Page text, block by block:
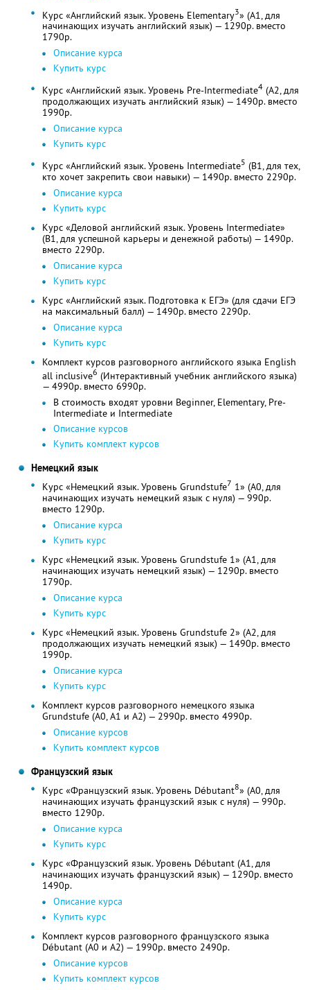
Курс «Английский язык. Уровень Elementary3» (A1, для
начинающих изучать английский язык) — 1290р. вместо
1790р.
Описание курса
Купить курс
Курс «Английский язык. Уровень Pre-Intermediate4(A2, для
продолжающих изучать английский язык) — 1490р. вместо
1990р.
Описание курса
Купить курс
Курс «Английский язык. Уровень Intermediate5 (B1, для тех,
кто хочет закрепить свои навыки) — 1490р. вместо 2290р.
Описание курса
Купить курс
Курс «Деловой английский язык. Уровень Intermediate»
(B1, для успешной карьеры и денежной работы) — 1490р.
вместо 2290р.
Описание курса
Купить курс
Курс «Английский язык. Подготовка к ЕГЭ» (для сдачи ЕГЭ
на максимальный балл) — 1490р. вместо 2290р.
Описание курса
Купить курс
Комплект курсов разговорного английского языка English
all inclusive6 (Интерактивный учебник английского языка)
— 4990р. вместо 6990р.
В стоимость входят уровни Beginner, Elementary, Pre-
Intermediate и Intermediate
Описание курсов
Купить комплект курсов
Немецкий язык
Курс «Немецкий язык. Уровень Grundstufe7 1» (A0, для
начинающих изучать немецкий язык с нуля) — 990р.
вместо 1290р.
Описание курса
Купить курс
Курс «Немецкий язык. Уровень Grundstufe 1» (A1, для
начинающих изучать немецкий язык) — 1290р. вместо
1790р.
Описание курса
Купить курс
Курс «Немецкий язык. Уровень Grundstufe 2» (A2, для
продолжающих изучать немецкий язык) — 1490р. вместо
1990р.
Описание курса
Купить курс
Комплект курсов разговорного немецкого языка
Grundstufe (A0, A1 и А2) — 2990р. вместо 4990р.
Описание курсов
Купить комплект курсов
Французский язык
Курс «Французский язык. Уровень Débutant8» (A0, для
начинающих изучать французский язык с нуля) — 990р.
вместо 1290р.
Описание курса
Купить курс
Курс «Французский язык. Уровень Débutant (A1, для
начинающих изучать французский язык) — 1290р. вместо
1490р.
Описание курса
Купить курс
Комплект курсов разговорного французского языка
Débutant (A0 и A2) — 1990р. вместо 2490р.
Описание курсов
Купить комплект курсов